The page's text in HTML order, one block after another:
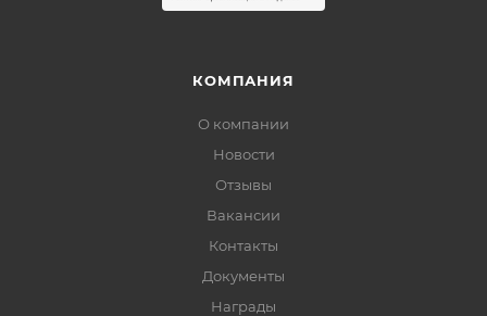
КОМПАНИЯ
О компании
Новости
Отзывы
Вакансии
Контакты
Документы
Награды